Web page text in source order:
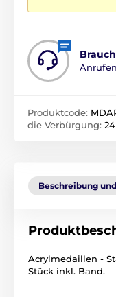
Anrufen
Produktcode:
die Verbürgung:
Beschreibung
Acrylmedaillen -
Stück inkl. Band.